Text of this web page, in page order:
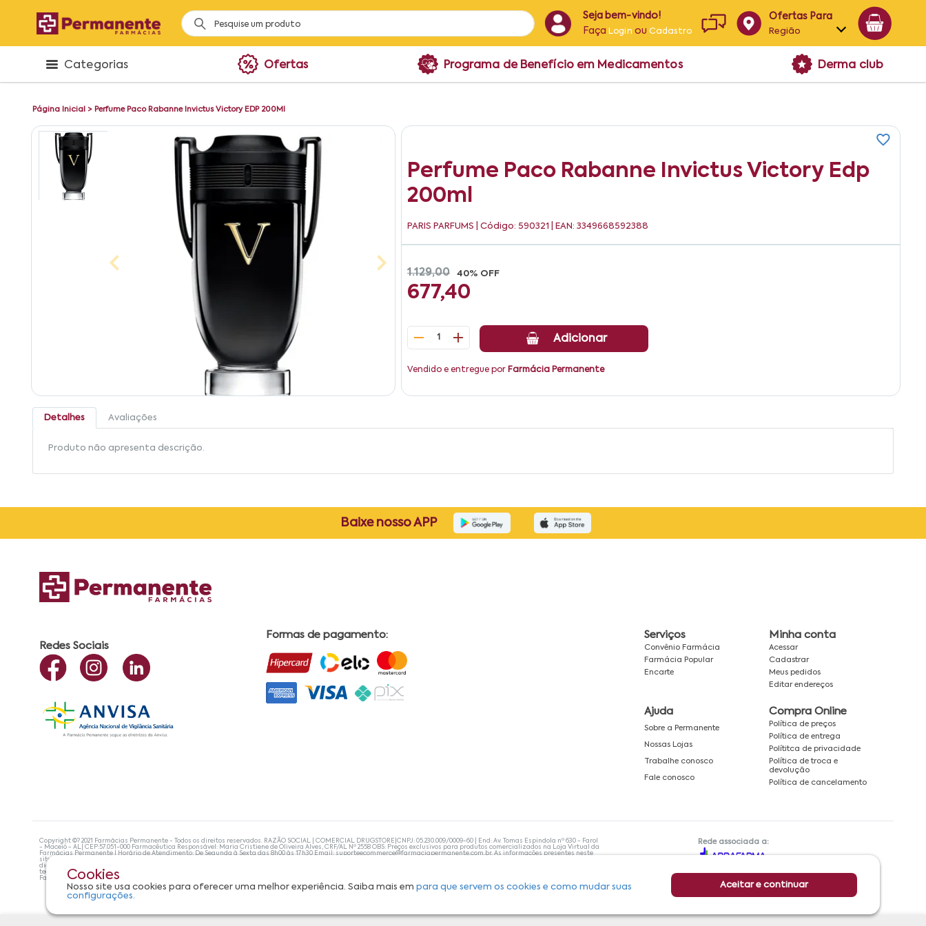
Seja bem-vindo!
Faça Login ouCadastro
Ofertas Para
Região
Alagoas
Categorias Ofertas Programa de Benefício em Medicamentos Derma club
Página Inicial > Perfume Paco Rabanne Invictus Victory EDP 200Ml
Perfume Paco Rabanne Invictus Victory Edp
200ml
PARIS PARFUMS | Código: 590321 | EAN: 3349668592388
1.129,00 40% OFF
677,40
1 Adicionar
Vendido e entregue por Farmácia Permanente
Detalhes Avaliações
Produto não apresenta descrição.
Cookies
Nosso site usa cookies para oferecer uma melhor experiência. Saiba mais empara que servem os cookies e como mudar suas
configurações.
Aceitar e continuar
Baixe nosso APP
Redes Sociais
Formas de pagamento: Serviços
Convênio Farmácia
Farmácia Popular
Encarte
Minha conta
Acessar
Cadastrar
Meus pedidos
Editar endereços
Ajuda
Sobre a Permanente
Nossas Lojas
Trabalhe conosco
Fale conosco
Compra Online
Política de preços
Política de entrega
Polítitca de privacidade
Política de troca e
devolução
Política de cancelamento
Copyright ©? 2021 Farmácias Permanente - Todos os direitos reservados. RAZÃO SOCIAL | COMERCIAL DRUGSTORE|CNPJ: 05.230.009/0009-60 | End: Av. Tomas Espindola nº 630 - Farol
- Maceió - AL| CEP:57.051-000 Farmacêutica Responsável: Maria Cristiene de Oliveira Alves, CRF/AL Nº 2558 OBS: Preços exclusivos para produtos comercializados na Loja Virtual da
Farmácias Permanente | Horário de Atendimento: De Segunda à Sexta das 8h00 às 17h30 Email: suporteecommerce@farmaciapermanente.com.br. As informações presentes neste
site não devem ser utilizadas para automedicação e, de forma alguma, substituem as orientações de um profissional da área médica. Apenas o médico está capacitado para
diagnosticar problemas de saúde e prescrever o tratamento adequado. Se os sintomas persistirem, um médico deve ser consultado. A Farmácia Permanente trabalha com as
tecnologias mais avançadas de proteção de dados, para que você possa realizar suas compras com tranquilidade. A privacidade e a segurança dos clientes são compromissos da
Farmácias Permanente. Todos os pedidos efetuados estão sujeitos à confirmação da disponibilidade de produto em nosso estoque.
Rede associada a: